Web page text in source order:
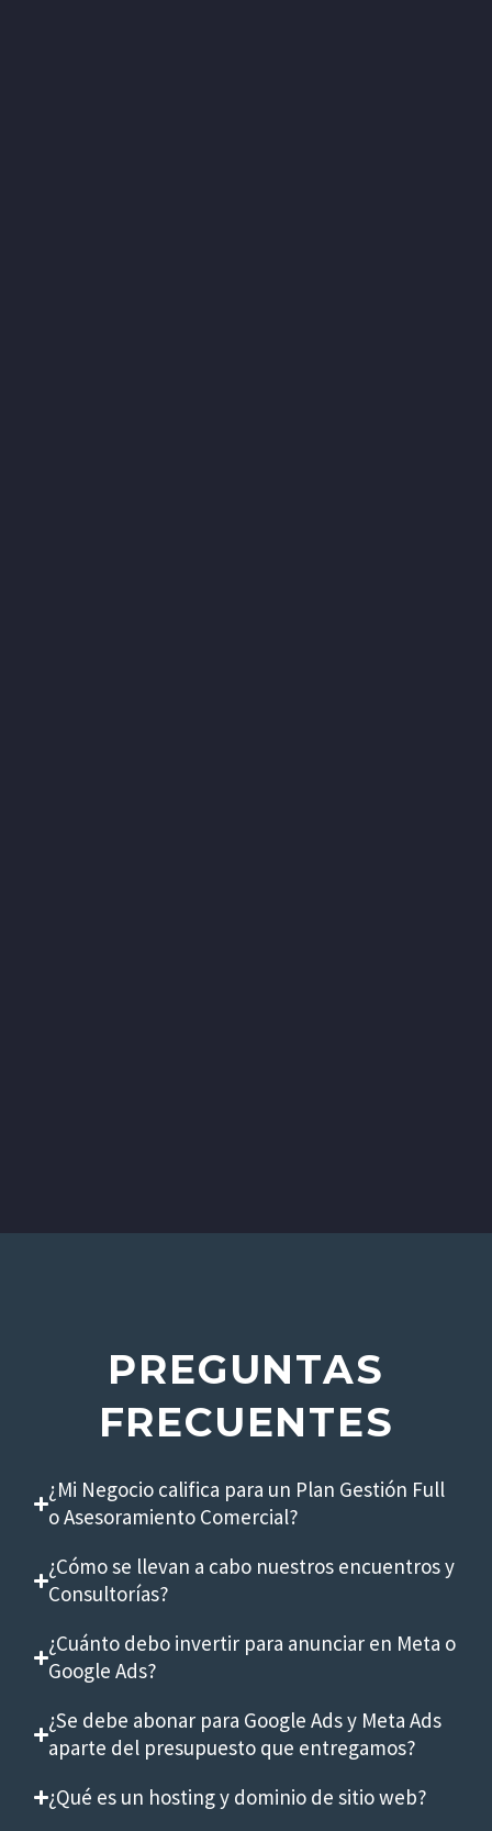
PREGUNTAS
FRECUENTES
¿Mi Negocio califica para un Plan Gestión Full
o Asesoramiento Comercial?
¿Cómo se llevan a cabo nuestros encuentros y
Consultorías?
¿Cuánto debo invertir para anunciar en Meta o
Google Ads?
¿Se debe abonar para Google Ads y Meta Ads
aparte del presupuesto que entregamos?
¿Qué es un hosting y dominio de sitio web?